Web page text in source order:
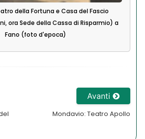
della Fortuna e Casa del Fascio
ora Sede della Cassa di Risparmio) a
Fano (foto d'epoca)
Avanti
Mondavio: Teatro Apollo